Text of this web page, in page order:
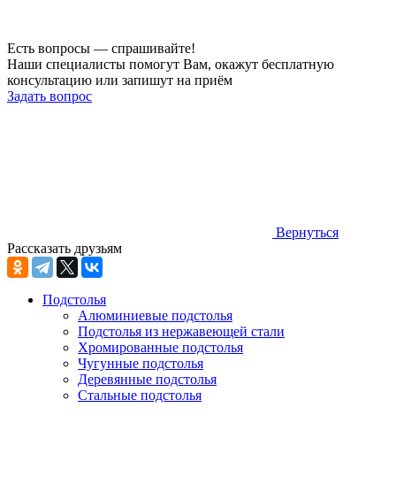
Есть вопросы — спрашивайте!
Наши специалисты помогут Вам, окажут бесплатную
консультацию или запишут на приём
Задать вопрос
Вернуться
Рассказать друзьям
Подстолья
Алюминиевые подстолья
Подстолья из нержавеющей стали
Хромированные подстолья
Чугунные подстолья
Деревянные подстолья
Стальные подстолья